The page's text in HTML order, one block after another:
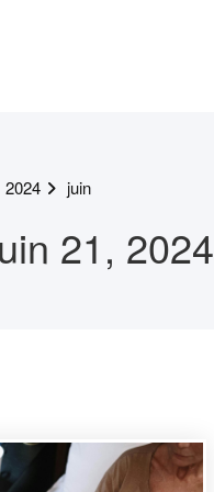
2024 juin
21, 2024